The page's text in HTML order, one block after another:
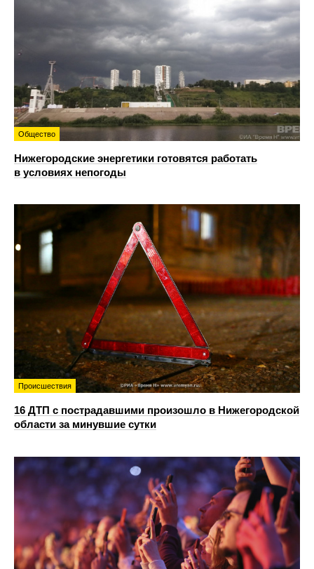
Общество
Нижегородские энергетики готовятся работать
в условиях непогоды
Происшествия
16 ДТП с пострадавшими произошло в Нижегородской
области за минувшие сутки